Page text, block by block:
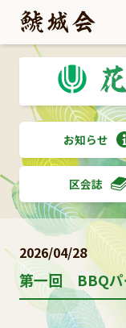
お知らせ
区会誌
2026/04/28
第一回 BBQパ